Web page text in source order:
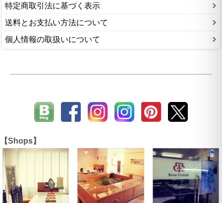
特定商取引法に基づく表示
送料とお支払い方法について
個人情報の取扱いについて
【Shops】